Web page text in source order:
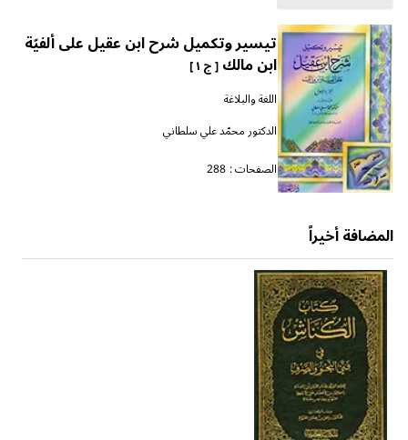
تيسير وتكميل شرح ابن عقيل على ألفيّة
ابن مالك[ ج ١ ]
اللغة والبلاغة
الدكتور محمّد علي سلطاني
الصفحات : 288
المضافة أخيراً